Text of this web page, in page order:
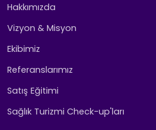
Hakkımızda
Vizyon & Misyon
Ekibimiz
Referanslarımız
Satış Eğitimi
Sağlık Turizmi Check-up'ları